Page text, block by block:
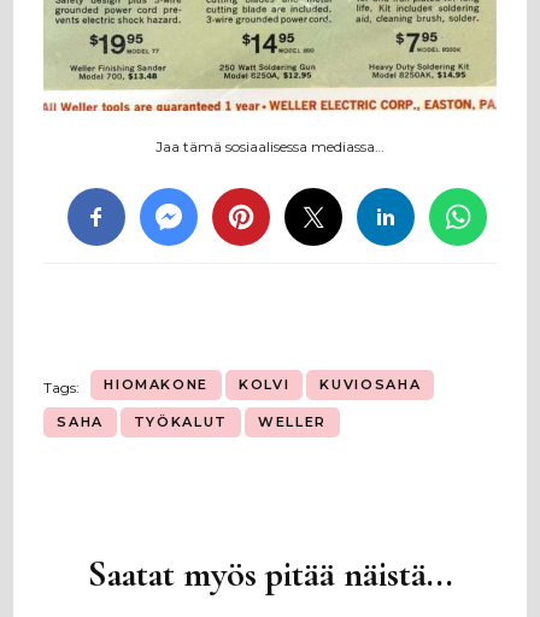
Jaa tämä sosiaalisessa mediassa…
Tags: HIOMAKONE KOLVI KUVIOSAHA
SAHA TYÖKALUT WELLER
Artikkelien
Saatat myös pitää näistä...